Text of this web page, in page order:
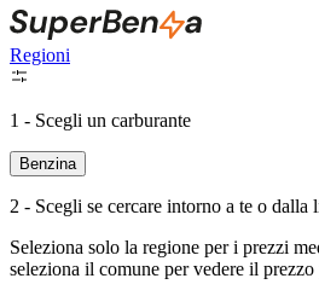
Regioni
1 - Scegli un carburante
Benzina
2 - Scegli se cercare intorno a te o dalla
Seleziona solo la regione per i prezzi
seleziona il comune per vedere il prezzo